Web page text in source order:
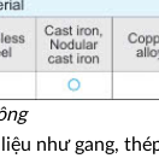
như gang,